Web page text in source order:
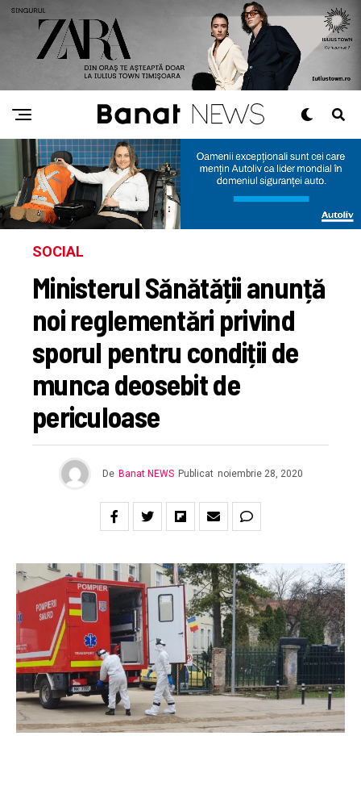
SOCIAL
Ministerul Sănătății anunță
noi reglementări privind
sporul pentru condiții de
munca deosebit de
periculoase
De Banat NEWS Publicat noiembrie 28, 2020